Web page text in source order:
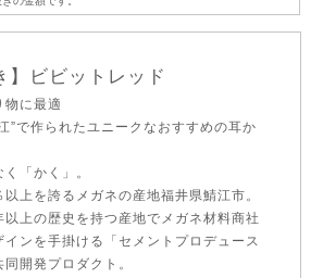
】ビビットレッド
物に最適
”で作られたユニークなおすすめの耳か
く「かく」。
上を誇るメガネの産地福井県鯖江市。
以上の歴史を持つ産地でメガネ材料商社
インを手掛ける「セメントプロデュース
開発プロダクト。